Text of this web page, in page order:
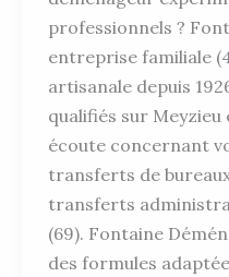
professionnels ?
entreprise familiale
artisanale depuis
qualifiés sur
écoute concernant
transferts de
transferts
(69). Fontaine
des formules